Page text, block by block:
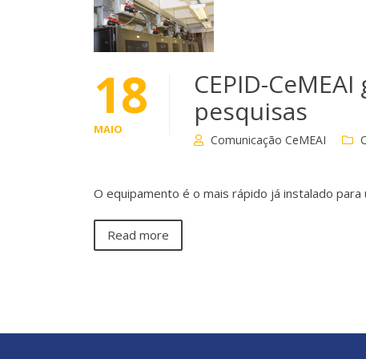
18
MAIO
CEPID-
pesquisas
Comunicação CeMEAI
O equipamento é o mais rápido já instalado
Read more